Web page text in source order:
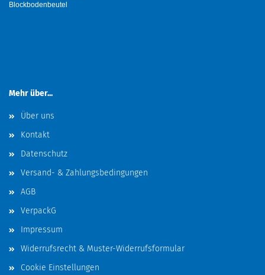
Blockbodenbeutel
Mehr über...
Über uns
Kontakt
Datenschutz
Versand- & Zahlungsbedingungen
AGB
VerpackG
Impressum
Widerrufsrecht & Muster-Widerrufsformular
Cookie Einstellungen